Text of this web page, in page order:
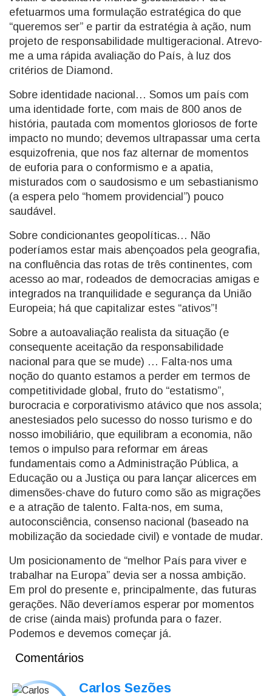
efetuarmos uma formulação estratégica do que
“queremos ser” e partir da estratégia à ação, num
projeto de responsabilidade multigeracional. Atrevo-
me a uma rápida avaliação do País, à luz dos
critérios de Diamond.
Sobre identidade nacional… Somos um país com
uma identidade forte, com mais de 800 anos de
história, pautada com momentos gloriosos de forte
impacto no mundo; devemos ultrapassar uma certa
esquizofrenia, que nos faz alternar de momentos
de euforia para o conformismo e a apatia,
misturados com o saudosismo e um sebastianismo
(a espera pelo “homem providencial”) pouco
saudável.
Sobre condicionantes geopolíticas… Não
poderíamos estar mais abençoados pela geografia,
na confluência das rotas de três continentes, com
acesso ao mar, rodeados de democracias amigas e
integrados na tranquilidade e segurança da União
Europeia; há que capitalizar estes “ativos”!
Sobre a autoavaliação realista da situação (e
consequente aceitação da responsabilidade
nacional para que se mude) … Falta-nos uma
noção do quanto estamos a perder em termos de
competitividade global, fruto do “estatismo”,
burocracia e corporativismo atávico que nos assola;
anestesiados pelo sucesso do nosso turismo e do
nosso imobiliário, que equilibram a economia, não
temos o impulso para reformar em áreas
fundamentais como a Administração Pública, a
Educação ou a Justiça ou para lançar alicerces em
dimensões-chave do futuro como são as migrações
e a atração de talento. Falta-nos, em suma,
autoconsciência, consenso nacional (baseado na
mobilização da sociedade civil) e vontade de mudar.
Um posicionamento de “melhor País para viver e
trabalhar na Europa” devia ser a nossa ambição.
Em prol do presente e, principalmente, das futuras
gerações. Não deveríamos esperar por momentos
de crise (ainda mais) profunda para o fazer.
Podemos e devemos começar já.
Comentários
Carlos Sezões